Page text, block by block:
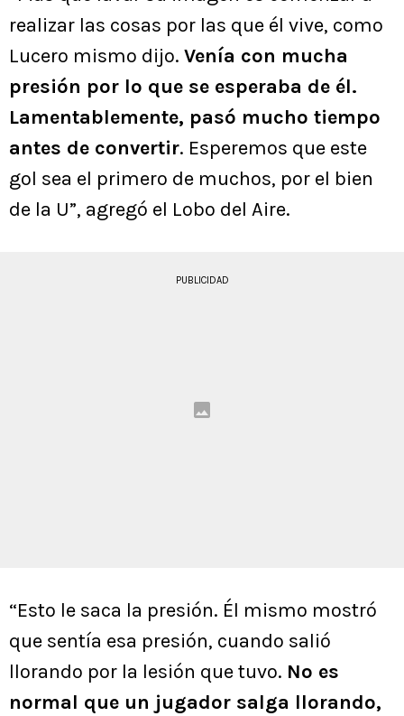
realizar las cosas por las que él vive, como
Lucero mismo dijo. Venía con mucha
presión por lo que se esperaba de él.
Lamentablemente, pasó mucho tiempo
antes de convertir. Esperemos que este
gol sea el primero de muchos, por el bien
de la U”, agregó el Lobo del Aire.
PUBLICIDAD
“Esto le saca la presión. Él mismo mostró
que sentía esa presión, cuando salió
llorando por la lesión que tuvo. No es
normal que un jugador salga llorando,